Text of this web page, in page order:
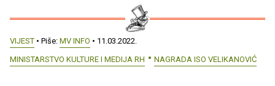
VIJEST • Piše: MV INFO • 11.03.2022.
MINISTARSTVO KULTURE I MEDIJA RH
NAGRADA ISO VELIKANOVIĆ